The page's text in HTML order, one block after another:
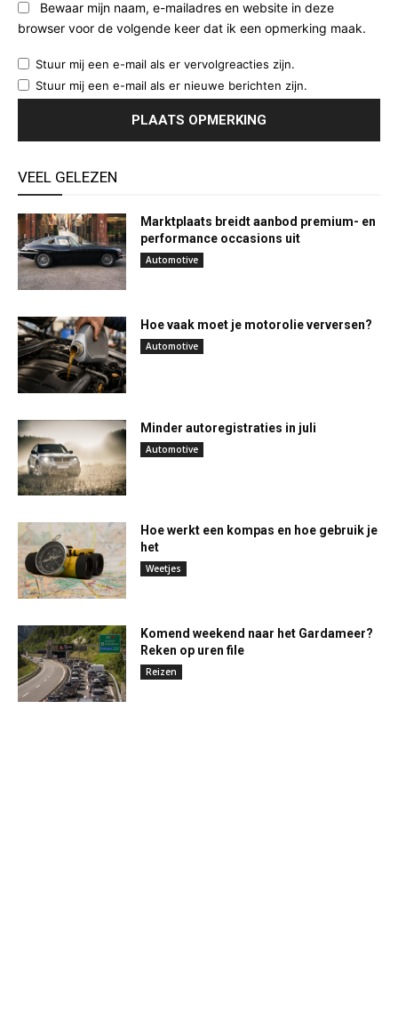
Bewaar mijn naam, e-mailadres en website in deze
browser voor de volgende keer dat ik een opmerking maak.
Stuur mij een e-mail als er vervolgreacties zijn.
Stuur mij een e-mail als er nieuwe berichten zijn.
VEEL GELEZEN
Marktplaats breidt aanbod premium- en
performance occasions uit
Automotive
Hoe vaak moet je motorolie verversen?
Automotive
Minder autoregistraties in juli
Automotive
Hoe werkt een kompas en hoe gebruik je
het
Weetjes
Komend weekend naar het Gardameer?
Reken op uren file
Reizen